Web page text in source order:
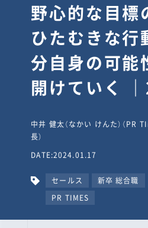
逆境では自分
スを変え“予
り、期待を超
輔塾・前編】
山田真輔（やまだ しんすけ）（
長）
DATE:2023.09.08
カルチャー CxO キ